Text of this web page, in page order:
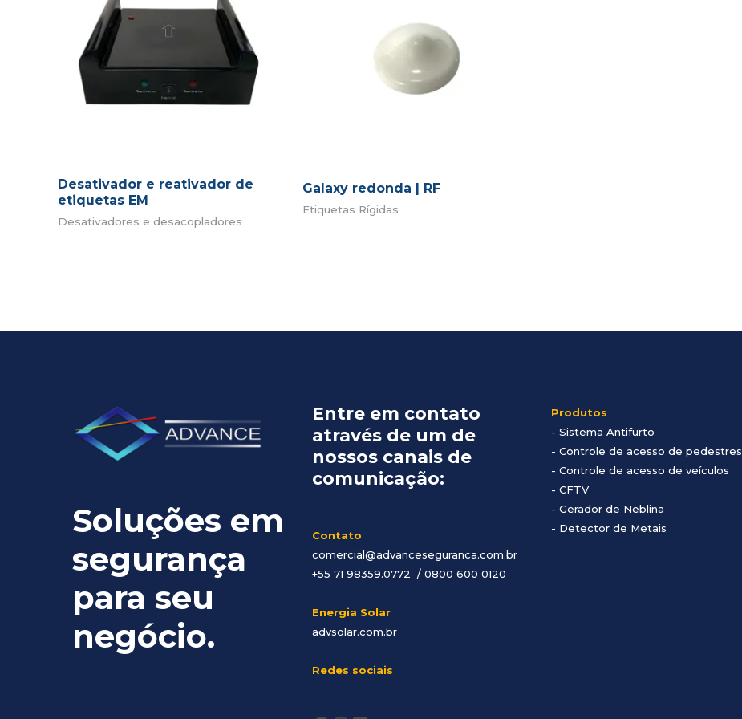
Desativador e reativador de
etiquetas EM
Desativadores e desacopladores
Galaxy redonda | RF
Etiquetas Rígidas
Soluções em
segurança
para seu
negócio.
Entre em contato
através de um de
nossos canais de
comunicação:
Contato
comercial@advanceseguranca.com.br
+55 71 98359.0772 / 0800 600 0120
Energia Solar
advsolar.com.br
Redes sociais
Produtos
- Sistema Antifurto
- Controle de acesso de pedestres
- Controle de acesso de veículos
- CFTV
- Gerador de Neblina
- Detector de Metais